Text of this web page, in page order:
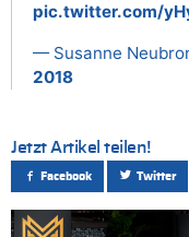
pic.twitter.com/
— Susanne
2018
Jetzt Artikel teilen!
Facebook Twitter